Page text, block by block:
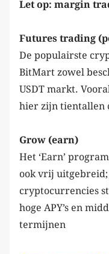
Let op: margin
Futures trading
De populairste
BitMart zowel
USDT markt.
hier zijn tientallen
Grow (earn)
Het ‘Earn’
ook vrij
cryptocurrencies
hoge APY’s en
termijnen